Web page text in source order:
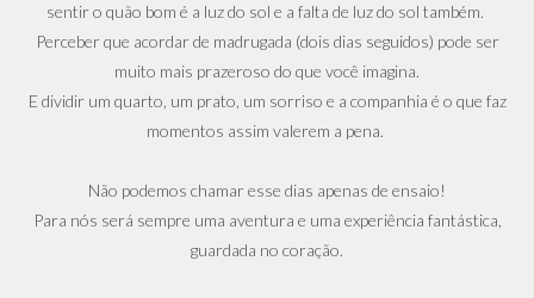
sentir o quão bom é a luz do sol e a falta de luz do sol também.
Perceber que acordar de madrugada (dois dias seguidos) pode ser
muito mais prazeroso do que você imagina.
E dividir um quarto, um prato, um sorriso e a companhia é o que faz
momentos assim valerem a pena.
Não podemos chamar esse dias apenas de ensaio!
Para nós será sempre uma aventura e uma experiência fantástica,
guardada no coração.